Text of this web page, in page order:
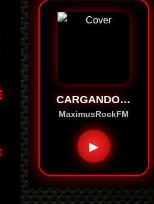
CARGANDO…
MaximusRockFM
▶